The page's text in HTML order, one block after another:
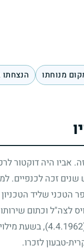
מנוחתו הנצחתו
אביו היה דוקטור
שנים זכה לכנפיים.
הטכני שליד
לצה"ל וכתום
, בשעת
טבעון לזכרו.